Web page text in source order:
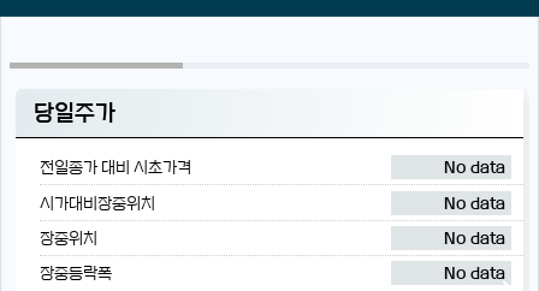
당일주가
전일종가 대비 시초가격
No data
시가대비장중위치
No data
장중위치
No data
장중등락폭
No data